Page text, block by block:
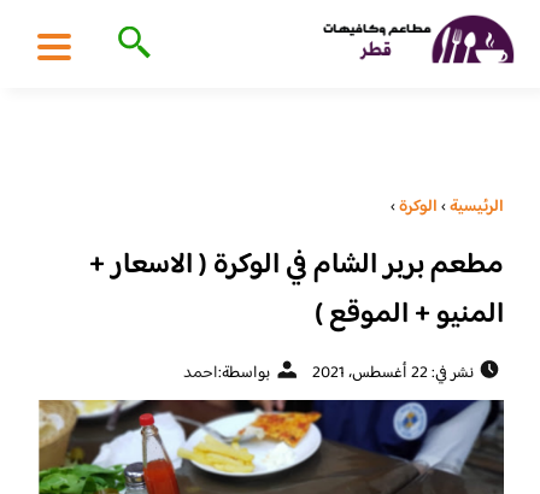
الرئيسية›الوكرة›
مطعم بربر الشام في الوكرة ( الاسعار +
المنيو + الموقع )
نشر في: 22 أغسطس، 2021 بواسطة:احمد